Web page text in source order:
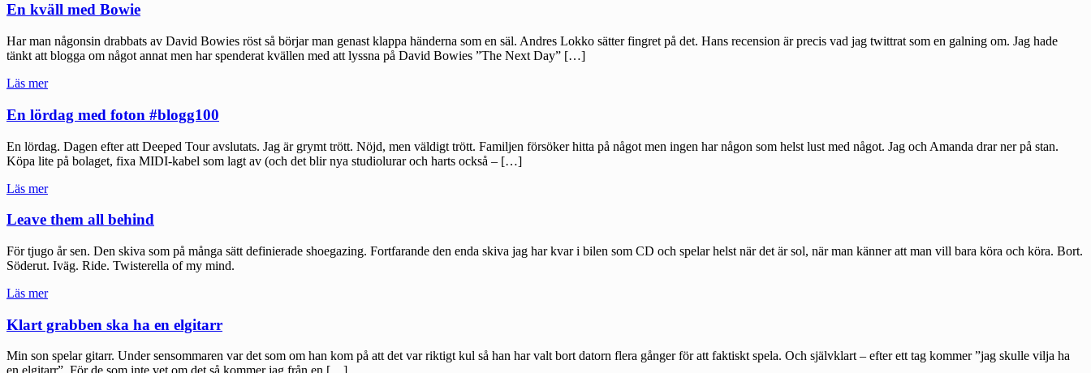
En kväll med Bowie
Har man någonsin drabbats av David Bowies röst så börjar man genast klappa händerna som en säl. Andres Lokko sätter fingret på det. Hans recension är precis vad jag twittrat som en galning om. Jag hade
tänkt att blogga om något annat men har spenderat kvällen med att lyssna på David Bowies ”The Next Day” […]
Läs mer"En
med
Bowie"
En lördag med foton #blogg100
En lördag. Dagen efter att Deeped Tour avslutats. Jag är grymt trött. Nöjd, men väldigt trött. Familjen försöker hitta på något men ingen har någon som helst lust med något. Jag och Amanda drar ner på stan.
Köpa lite på bolaget, fixa MIDI-kabel som lagt av (och det blir nya studiolurar och harts också – […]
Läs mer"En
med
#blogg100"
Leave them all behind
För tjugo år sen. Den skiva som på många sätt definierade shoegazing. Fortfarande den enda skiva jag har kvar i bilen som CD och spelar helst när det är sol, när man känner att man vill bara köra och köra. Bort.
Söderut. Iväg. Ride. Twisterella of my mind.
Läs mer"Leave
all
behind"
Klart grabben ska ha en elgitarr
Min son spelar gitarr. Under sensommaren var det som om han kom på att det var riktigt kul så han har valt bort datorn flera gånger för att faktiskt spela. Och självklart – efter ett tag kommer ”jag skulle vilja ha